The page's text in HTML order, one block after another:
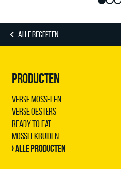
ALLE RECEPTEN
PRODUCTEN
Verse Mosselen
Verse Oesters
Ready to Eat
Mosselkruiden
› Alle producten